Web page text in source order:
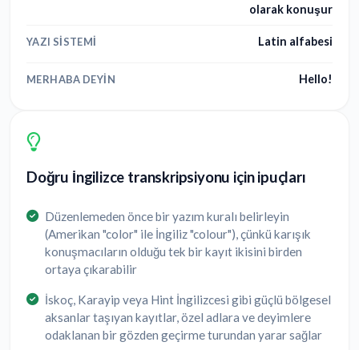
olarak konuşur
YAZI SISTEMI Latin alfabesi
MERHABA DEYIN Hello!
Doğru İngilizce transkripsiyonu için ipuçları
Düzenlemeden önce bir yazım kuralı belirleyin
(Amerikan "color" ile İngiliz "colour"), çünkü karışık
konuşmacıların olduğu tek bir kayıt ikisini birden
ortaya çıkarabilir
İskoç, Karayip veya Hint İngilizcesi gibi güçlü bölgesel
aksanlar taşıyan kayıtlar, özel adlara ve deyimlere
odaklanan bir gözden geçirme turundan yarar sağlar